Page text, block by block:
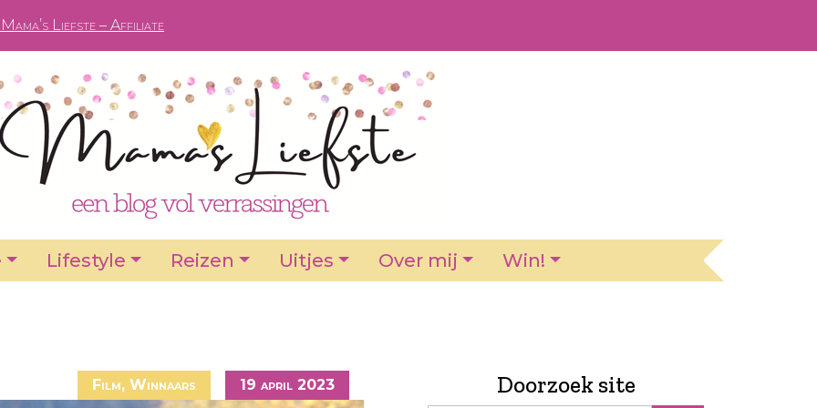
Liefste – Affiliate
Lifestyle Reizen Uitjes Over mij Win!
Film, Winnaars 19 april 2023 Doorzoek site